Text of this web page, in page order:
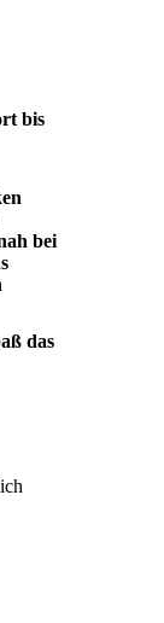
bis
bei
das